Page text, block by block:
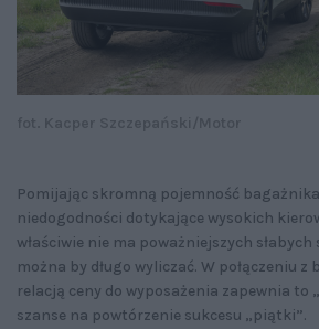
Pomijając skromną pojemność
niedogodności dotykające wysokich
właściwie nie ma poważniejszych
można by długo wyliczać. W połączeniu
relacją ceny do wyposażenia zapewnia to
szanse na powtórzenie sukcesu „piątki”.